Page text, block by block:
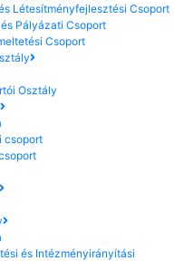
Létesítményfejlesztési Csoport
Pályázati Csoport
Csoport
Osztály
csoport
és Intézményirányítási